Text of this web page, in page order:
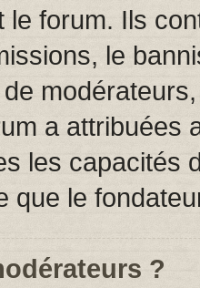
le forum. Ils
le
de
a attribuées
les capacités
que le
?